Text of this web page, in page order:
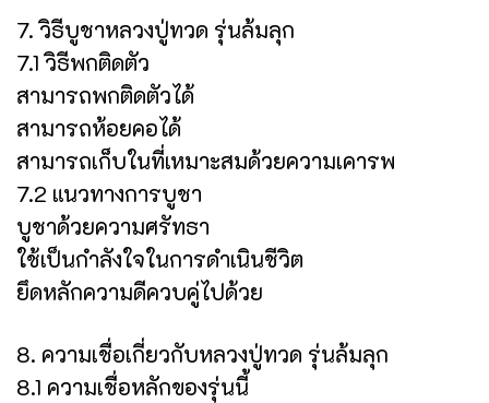
7. วิธีบูชาหลวงปู่ทวด รุ่นล้มลุก
7.1 วิธีพกติดตัว
สามารถพกติดตัวได้
สามารถห้อยคอได้
สามารถเก็บในที่เหมาะสมด้วยความเคารพ
7.2 แนวทางการบูชา
บูชาด้วยความศรัทธา
ใช้เป็นกำลังใจในการดำเนินชีวิต
ยึดหลักความดีควบคู่ไปด้วย
8. ความเชื่อเกี่ยวกับหลวงปู่ทวด รุ่นล้มลุก
8.1 ความเชื่อหลักของรุ่นนี้